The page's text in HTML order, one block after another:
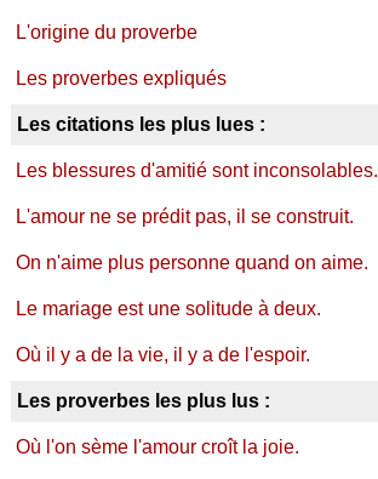
L'origine du proverbe
Les proverbes expliqués
Les citations les plus lues :
Les blessures d'amitié sont inconsolables.
L'amour ne se prédit pas, il se construit.
On n'aime plus personne quand on aime.
Le mariage est une solitude à deux.
Où il y a de la vie, il y a de l'espoir.
Les proverbes les plus lus :
Où l'on sème l'amour croît la joie.